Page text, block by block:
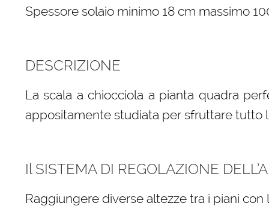
Spessore solaio minimo 18 cm massimo
DESCRIZIONE
La scala a chiocciola a pianta quadra
appositamente studiata per sfruttare tutto
Il SISTEMA DI REGOLAZIONE
Raggiungere diverse altezze tra i piani